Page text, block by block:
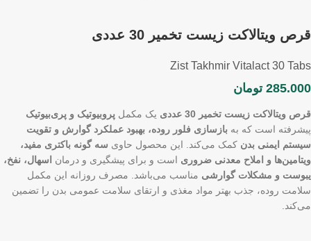
قرص ویتالاکت زیست تخمیر 30 عددی
Zist Takhmir Vitalact 30 Tabs
285.000 تومان
قرص ویتالاکت زیست تخمیر 30 عددی یک مکمل پروبیوتیک و پری‌بیوتیک
پیشرفته است که به بازسازی فلور روده، بهبود عملکرد گوارش و تقویت
سیستم ایمنی بدن کمک می‌کند. این محصول حاوی سه گونه باکتری مفید،
ویتامین‌ها و املاح معدنی ضروری است و برای پیشگیری و درمان
اسهال، نفخ،
یبوست و مشکلات گوارشی مناسب می‌باشد. مصرف روزانه این مکمل
سلامت روده، جذب بهتر مواد مغذی و ارتقای سلامت عمومی بدن را تضمین
می‌کند.